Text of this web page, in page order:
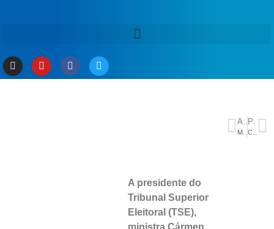
A presidente do
Tribunal Superior
Eleitoral (TSE),
ANTERIOR
Motta promete avançar sobre escala 6×1 e trabalho por aplicativos
PRÓXIMO
Câmara aprova texto-base de MP que cria o programa Gás do Povo, considerada bandeira eleitoral de Lula